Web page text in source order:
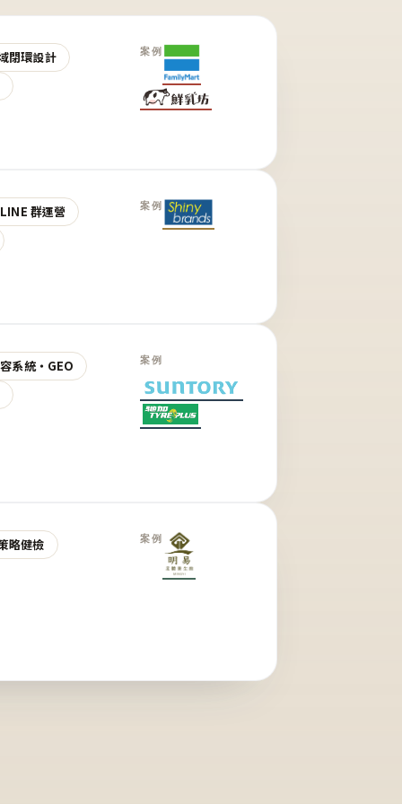
閉環設計
案例
群運營 案例
系統・GEO
案例
略健檢 案例